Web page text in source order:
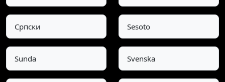
Српски Sesoto
Sunda Svenska